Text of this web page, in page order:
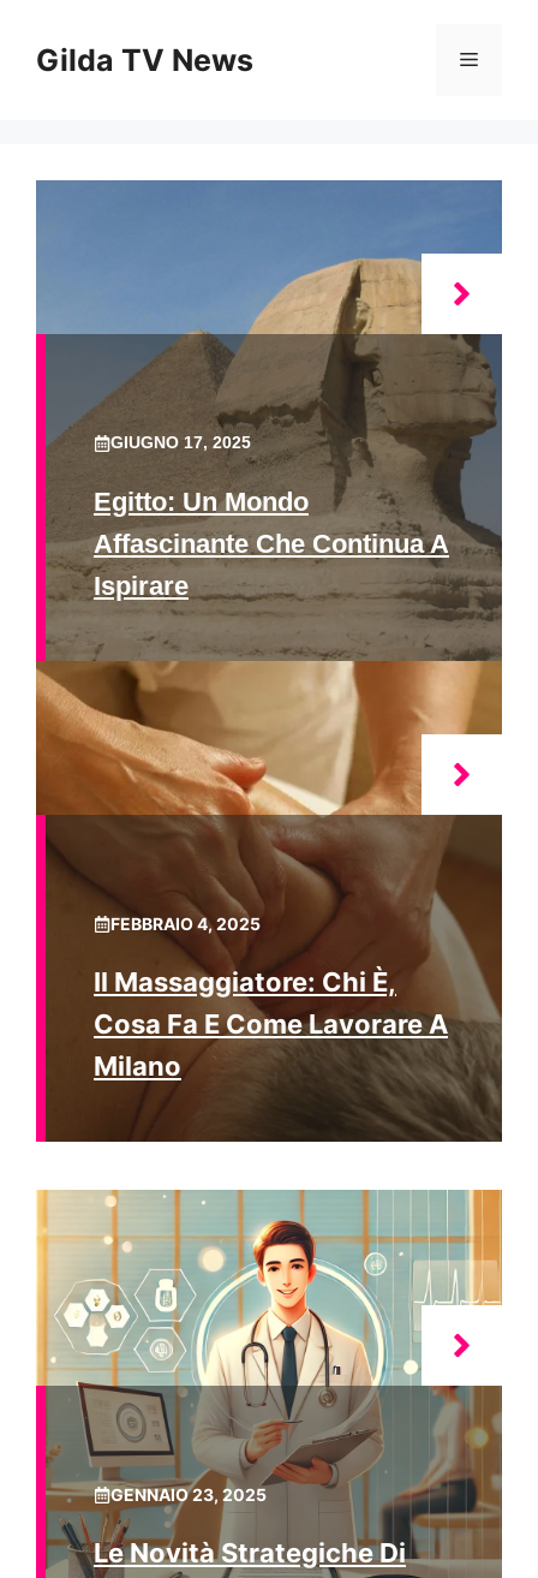
contenuto
Gilda TV News Menu
GIUGNO 17, 2025
Egitto: Un Mondo
Affascinante Che Continua A
Ispirare
FEBBRAIO 4, 2025
Il Massaggiatore: Chi È,
Cosa Fa E Come Lavorare A
Milano
GENNAIO 23, 2025
Le Novità Strategiche Di